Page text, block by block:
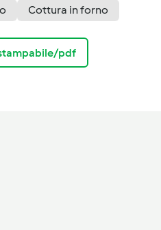
Cottura in forno
pdf